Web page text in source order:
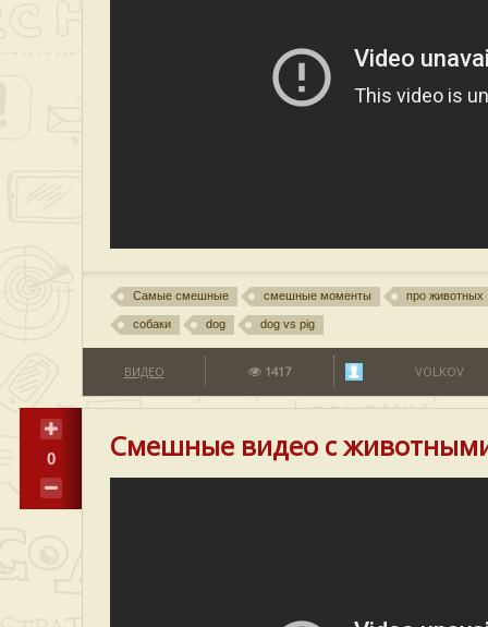
Самые смешные смешные моменты про животных
собаки dog dog vs pig
ВИДЕО 1417 VOLKOV
0 Смешные видео с